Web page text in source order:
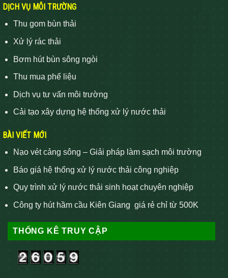
DỊCH VỤ MÔI TRƯỜNG
Thu gom bùn thải
Xử lý rác thải
Bơm hút bùn sông ngòi
Thu mua phế liệu
Dịch vụ tư vấn môi trường
Cải tạo xây dựng hệ thống xử lý nước thải
BÀI VIẾT MỚI
Nạo vét cảng sông – Giải pháp làm sạch môi trường
Báo giá hệ thống xử lý nước thải công nghiệp
Quy trình xử lý nước thải sinh hoạt chuyên nghiệp
Công ty hút hầm cầu Kiên Giang giá rẻ chỉ từ 500K
THỐNG KÊ TRUY CẬP